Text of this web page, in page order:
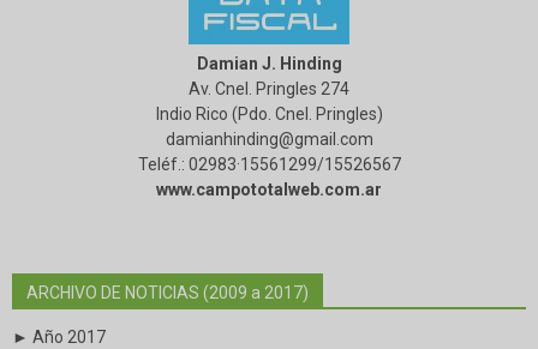
Damian J. Hinding
Av. Cnel. Pringles 274
Indio Rico (Pdo. Cnel. Pringles)
damianhinding@gmail.com
Teléf.: 02983·15561299/15526567
www.campototalweb.com.ar
ARCHIVO DE NOTICIAS (2009 a 2017)
► Año 2017